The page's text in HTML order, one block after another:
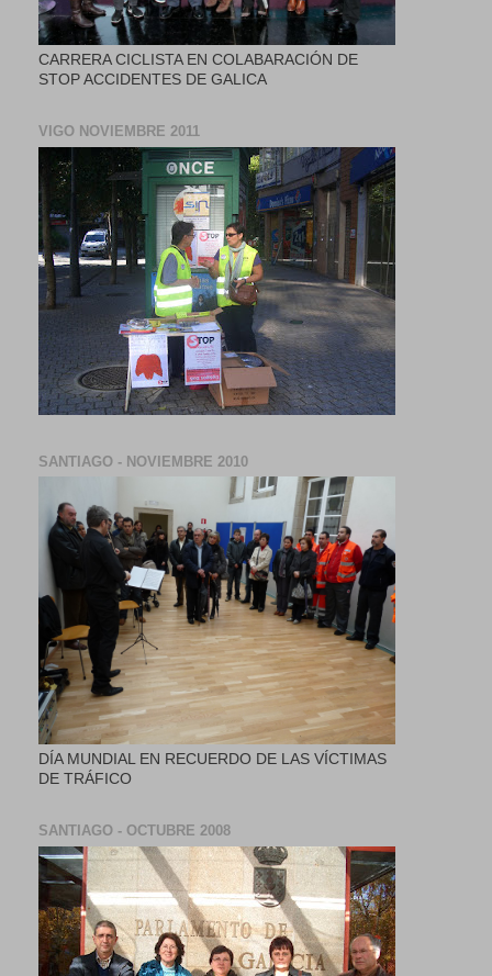
CARRERA CICLISTA EN COLABARACIÓN DE
STOP ACCIDENTES DE GALICA
VIGO NOVIEMBRE 2011
SANTIAGO - NOVIEMBRE 2010
DÍA MUNDIAL EN RECUERDO DE LAS VÍCTIMAS
DE TRÁFICO
SANTIAGO - OCTUBRE 2008